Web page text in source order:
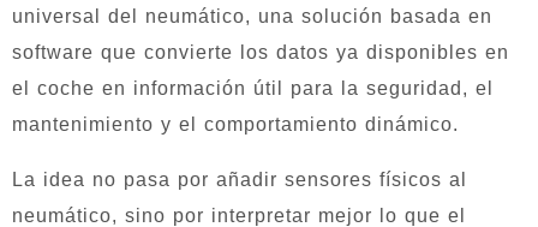
universal del neumático, una solución basada en
software que convierte los datos ya disponibles en
el coche en información útil para la seguridad, el
mantenimiento y el comportamiento dinámico.
La idea no pasa por añadir sensores físicos al
neumático, sino por interpretar mejor lo que el